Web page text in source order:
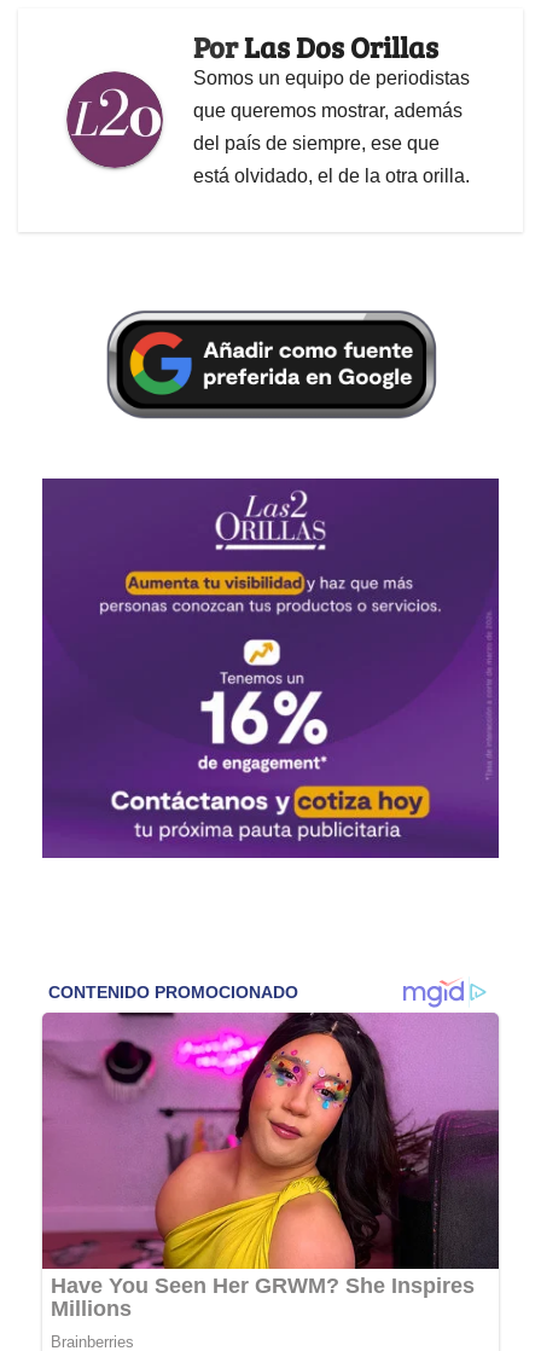
PorLas Dos Orillas
Somos un equipo de periodistas
que queremos mostrar, además
del país de siempre, ese que
está olvidado, el de la otra orilla.